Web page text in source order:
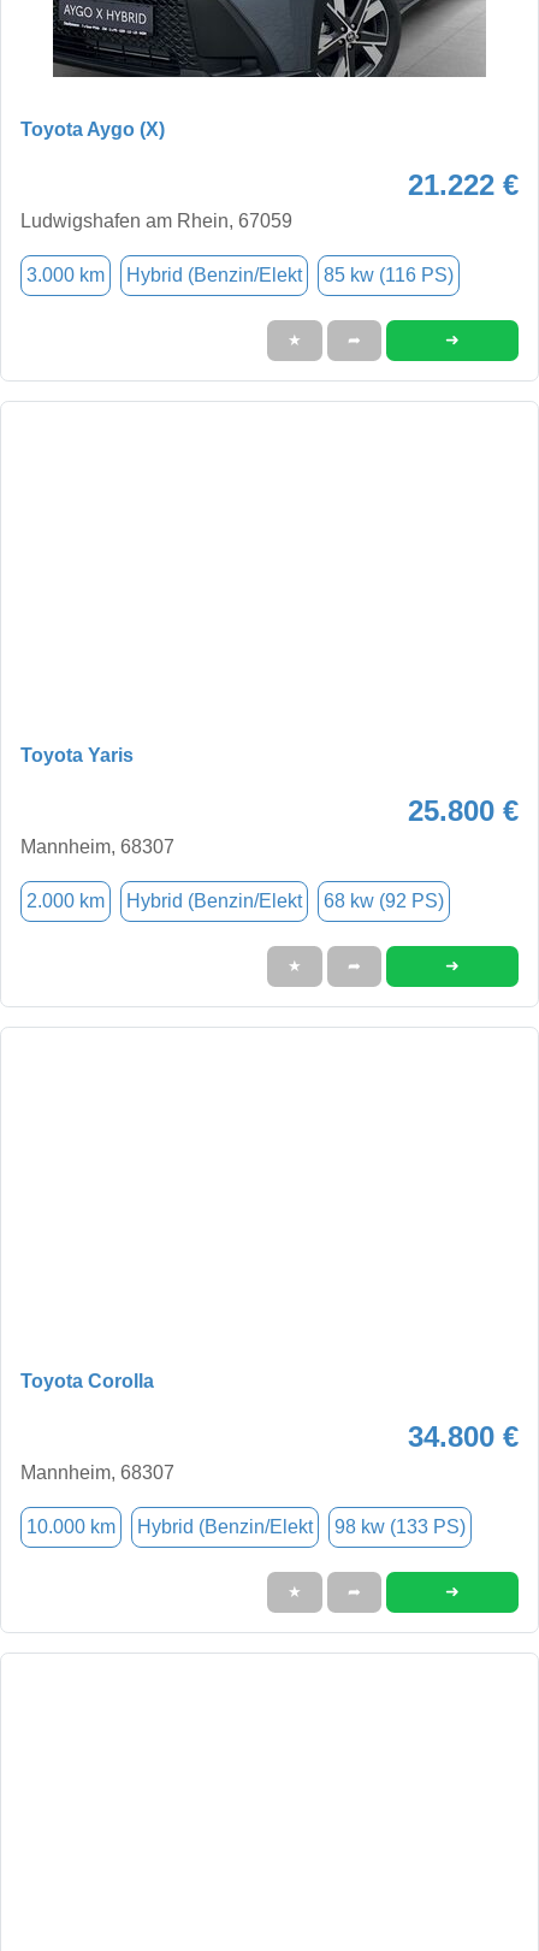
Toyota Aygo (X)
21.222 €
Ludwigshafen am Rhein, 67059
3.000 km Hybrid (Benzin/Elekt 85 kw (116 PS)
★ ➦ ➜
Toyota Yaris
25.800 €
Mannheim, 68307
2.000 km Hybrid (Benzin/Elekt 68 kw (92 PS)
★ ➦ ➜
Toyota Corolla
34.800 €
Mannheim, 68307
10.000 km Hybrid (Benzin/Elekt 98 kw (133 PS)
★ ➦ ➜